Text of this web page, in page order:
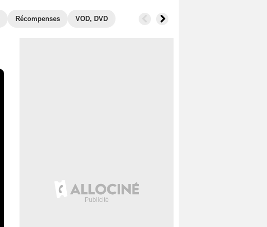
Récompenses VOD, DVD